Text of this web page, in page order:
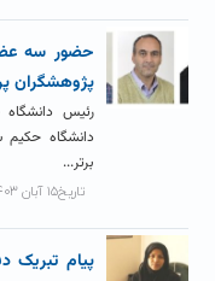
حضور سه
پژوهشگران
رئیس
دانشگاه حکیم
برتر...
تاریخ۱۵ آبان ۱۴۰۳
پیام تبریک